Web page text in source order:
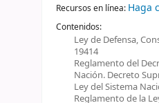
Recursos en línea: Haga
Contenidos:
Ley de Defensa,
19414
Reglamento del
Nación. Decreto
Ley del Sistema
Reglamento de la